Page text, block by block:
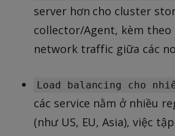
server hơn cho cluster
collector/Agent, kèm theo
network traffic giữa các
Load balancing cho
các service nằm ở nhiều
(như US, EU, Asia), việc